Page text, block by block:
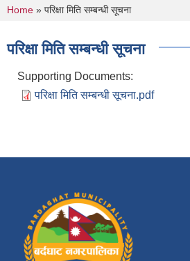
You are here
Home » परिक्षा मिति सम्बन्धी सूचना
परिक्षा मिति सम्बन्धी सूचना
Supporting Documents:
परिक्षा मिति सम्बन्धी सूचना.pdf